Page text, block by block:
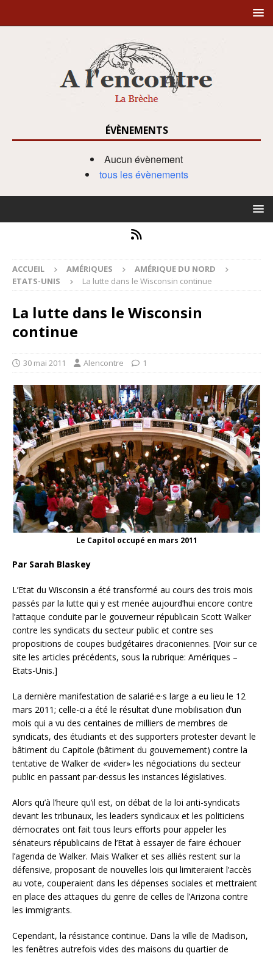
ÉVÈNEMENTS
Aucun évènement
tous les évènements
ACCUEIL AMÉRIQUES
AMÉRIQUE DU NORD
ETATS-UNIS
La lutte dans le Wisconsin continue
La lutte dans le Wisconsin
continue
30 mai 2011 Alencontre 1
Le Capitol occupé en mars 2011
Par Sarah Blaskey
L’Etat du Wisconsin a été transformé au cours des trois mois
passés par la lutte qui y est menée aujourd’hui encore contre
l’attaque conduite par le gouverneur républicain Scott Walker
contre les syndicats du secteur public et contre ses
propositions de coupes budgétaires draconiennes. [Voir sur ce
site les articles précédents, sous la rubrique: Amériques –
Etats-Unis.]
La dernière manifestation de salarié·e·s large a eu lieu le 12
mars 2011; celle-ci a été le résultat d’une mobilisation d’un
mois qui a vu des centaines de milliers de membres de
syndicats, des étudiants et des supporters protester devant le
bâtiment du Capitole (bâtiment du gouvernement) contre la
tentative de Walker de «vider» les négociations du secteur
public en passant par-dessus les instances législatives.
Alors qu’à l’heure qu’il est, on débat de la loi anti-syndicats
devant les tribunaux, les leaders syndicaux et les politiciens
démocrates ont fait tous leurs efforts pour appeler les
sénateurs républicains de l’Etat à essayer de faire échouer
l’agenda de Walker. Mais Walker et ses alliés restent sur la
défensive, proposant de nouvelles lois qui limiteraient l’accès
au vote, couperaient dans les dépenses sociales et mettraient
en place des attaques du genre de celles de l’Arizona contre
les immigrants.
Cependant, la résistance continue. Dans la ville de Madison,
les fenêtres autrefois vides des maisons du quartier de